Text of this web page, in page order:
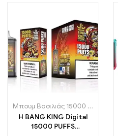
Μπουμ Βασιλιάς 15000 Αναπνοές
Η BANG KING Digital
15000 PUFFS